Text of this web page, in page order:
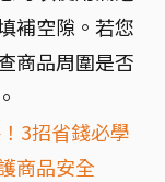
補空隙。若您
商品周圍是否
3招省錢必學
商品安全